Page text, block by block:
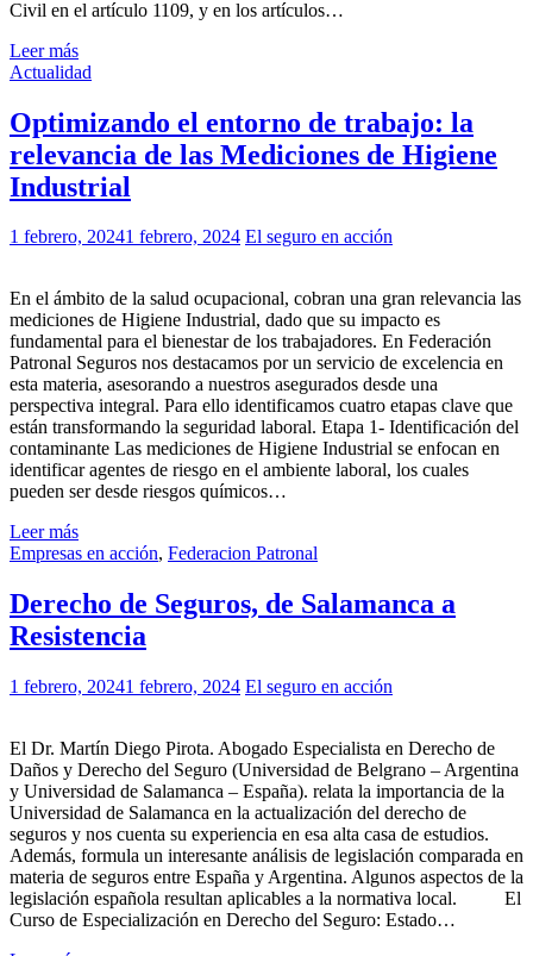
Civil en el artículo 1109, y en los artículos…
Leer más
Actualidad
Optimizando el entorno de trabajo: la
relevancia de las Mediciones de Higiene
Industrial
1 febrero, 20241 febrero, 2024 El seguro en acción
En el ámbito de la salud ocupacional, cobran una gran relevancia las
mediciones de Higiene Industrial, dado que su impacto es
fundamental para el bienestar de los trabajadores. En Federación
Patronal Seguros nos destacamos por un servicio de excelencia en
esta materia, asesorando a nuestros asegurados desde una
perspectiva integral. Para ello identificamos cuatro etapas clave que
están transformando la seguridad laboral. Etapa 1- Identificación del
contaminante Las mediciones de Higiene Industrial se enfocan en
identificar agentes de riesgo en el ambiente laboral, los cuales
pueden ser desde riesgos químicos…
Leer más
Empresas en acción, Federacion Patronal
Derecho de Seguros, de Salamanca a
Resistencia
1 febrero, 20241 febrero, 2024 El seguro en acción
El Dr. Martín Diego Pirota. Abogado Especialista en Derecho de
Daños y Derecho del Seguro (Universidad de Belgrano – Argentina
y Universidad de Salamanca – España). relata la importancia de la
Universidad de Salamanca en la actualización del derecho de
seguros y nos cuenta su experiencia en esa alta casa de estudios.
Además, formula un interesante análisis de legislación comparada en
materia de seguros entre España y Argentina. Algunos aspectos de la
legislación española resultan aplicables a la normativa local. El
Curso de Especialización en Derecho del Seguro: Estado…